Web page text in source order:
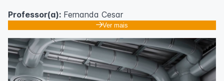
Professor(a): Fernanda Cesar
Ver mais